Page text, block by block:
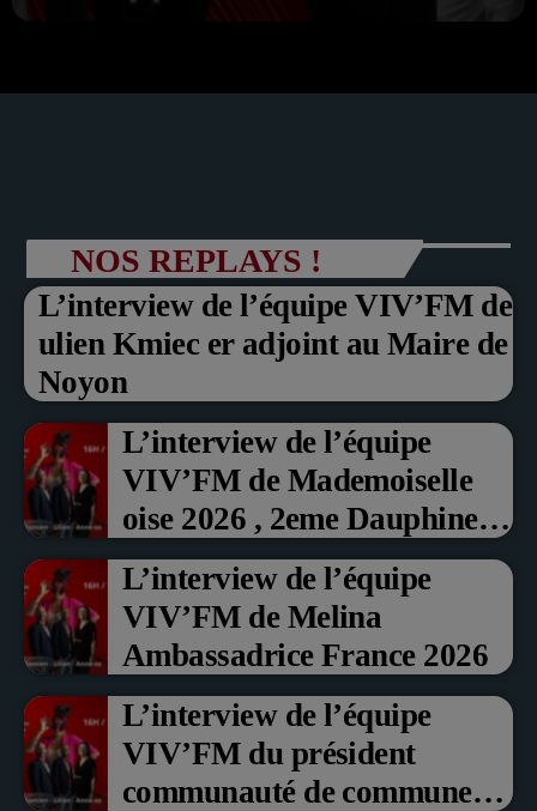
NOS REPLAYS !
L’interview de l’équipe VIV’FM de
ulien Kmiec er adjoint au Maire de
Noyon
L’interview de l’équipe
VIV’FM de Mademoiselle
oise 2026 , 2eme Dauphine et
Prix du Public , Marche aux
fruits rouge Noyon 2026
L’interview de l’équipe
VIV’FM de Melina
Ambassadrice France 2026
L’interview de l’équipe
VIV’FM du président
communauté de communes